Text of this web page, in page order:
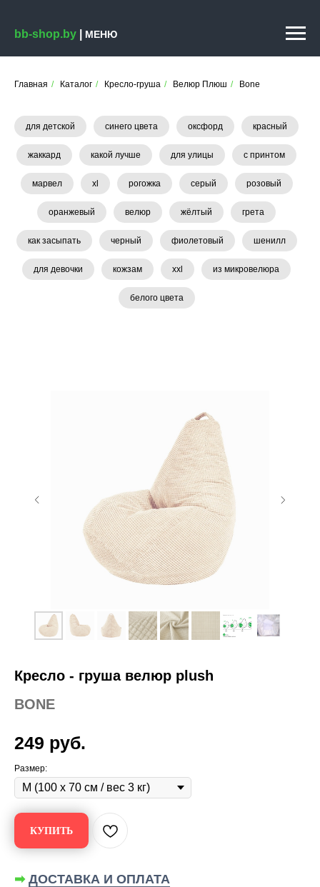
bb-shop.by МЕНЮ
Главная / Каталог / Кресло-груша / Велюр Плюш / Bone
для детской синего цвета оксфорд красный
жаккард какой лучше для улицы с принтом
марвел xl рогожка серый розовый
оранжевый велюр жёлтый грета
как засыпать черный фиолетовый шенилл
для девочки кожзам xxl из микровелюра
белого цвета
Кресло - груша велюр plush
BONE
249 руб.
Размер:
КУПИТЬ
➡ ДОСТАВКА И ОПЛАТА